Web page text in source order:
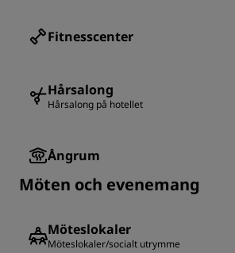
Fitnesscenter
Hårsalong
Hårsalong på hotellet
Ångrum
Möten och evenemang
Möteslokaler
Möteslokaler/socialt utrymme